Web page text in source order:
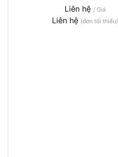
Liên hệ / Giá
Liên hệ (đơn tối thiểu)